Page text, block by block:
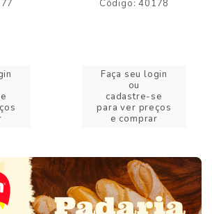
Código: 40178
Faça seu login
ou
cadastre-se
para ver preços
e comprar